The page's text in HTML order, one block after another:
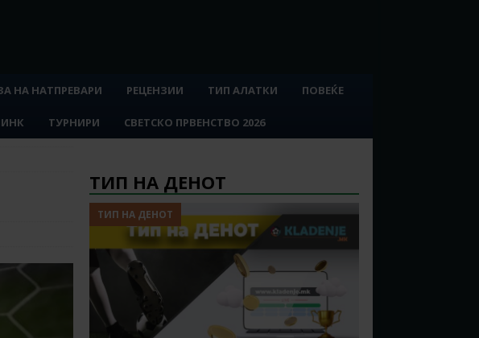
НА НАТПРЕВАРИ РЕЦЕНЗИИ ТИП АЛАТКИ ПОВЕЌЕ
ТУРНИРИ СВЕТСКО ПРВЕНСТВО 2026
ТИП НА ДЕНОТ
ТИП НА ДЕНОТ